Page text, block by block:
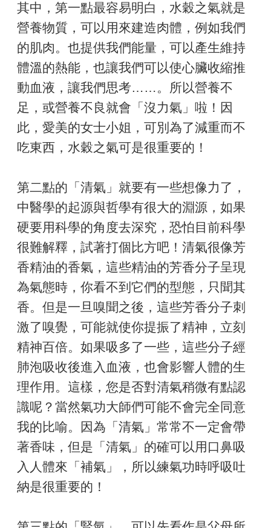
其中，第一點最容易明白，水穀之氣就是
營養物質，可以用來建造肉體，例如我們
的肌肉。也提供我們能量，可以產生維持
體溫的熱能，也讓我們可以使心臟收縮推
動血液，讓我們思考……。所以營養不
足，或營養不良就會「沒力氣」啦！因
此，愛美的女士小姐，可別為了減重而不
吃東西，水穀之氣可是很重要的！
第二點的「清氣」就要有一些想像力了，
中醫學的起源與哲學有很大的淵源，如果
硬要用科學的角度去深究，恐怕目前科學
很難解釋，試著打個比方吧！清氣很像芳
香精油的香氣，這些精油的芳香分子呈現
為氣態時，你看不到它們的型態，只聞其
香。但是一旦嗅聞之後，這些芳香分子刺
激了嗅覺，可能就使你提振了精神，立刻
精神百倍。如果吸多了一些，這些分子經
肺泡吸收後進入血液，也會影響人體的生
理作用。這樣，您是否對清氣稍微有點認
識呢？當然氣功大師們可能不會完全同意
我的比喻。因為「清氣」常常不一定會帶
著香味，但是「清氣」的確可以用口鼻吸
入人體來「補氣」，所以練氣功時呼吸吐
納是很重要的！